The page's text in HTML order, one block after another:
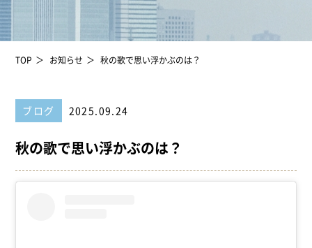
TOP お知らせ 秋の歌で思い浮かぶのは？
ブログ 2025.09.24
秋の歌で思い浮かぶのは？